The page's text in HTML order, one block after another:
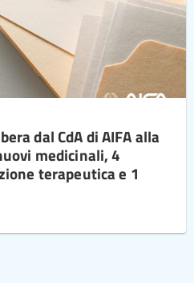
dal CdA di AIFA alla
medicinali, 4
terapeutica e 1